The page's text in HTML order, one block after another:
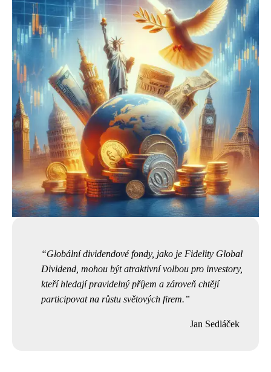
Globální dividendové fondy, jako je Fidelity Global
Dividend, mohou být atraktivní volbou pro investory,
kteří hledají pravidelný příjem a zároveň chtějí
participovat na růstu světových firem.
Jan Sedláček